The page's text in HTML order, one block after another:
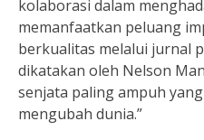
kolaborasi dalam
memanfaatkan peluang
berkualitas melalui jurnal
dikatakan oleh Nelson
senjata paling ampuh
mengubah dunia.”